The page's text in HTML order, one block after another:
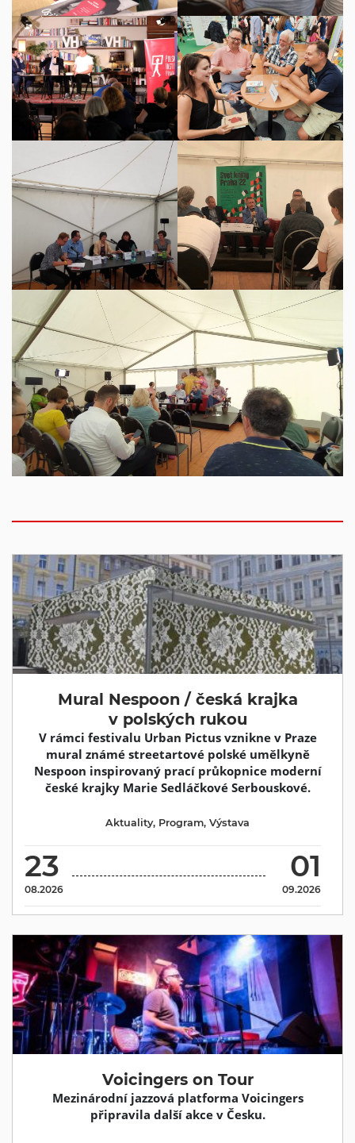
Mural Nespoon / česká krajka
v polských rukou
V rámci festivalu Urban Pictus vznikne v Praze
mural známé streetartové polské umělkyně
Nespoon inspirovaný prací průkopnice moderní
české krajky Marie Sedláčkové Serbouskové.
23
08.2026
01
09.2026
Aktuality, Program, Výstava
Voicingers on Tour
Mezinárodní jazzová platforma Voicingers
připravila další akce v Česku.